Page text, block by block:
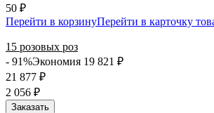
50 ₽
Перейти в корзинуПерейти в карточку
15 розовых роз
- 91%Экономия 19 821 ₽
21 877 ₽
2 056 ₽
Заказать